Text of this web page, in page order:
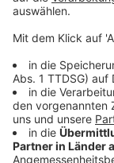
Forster in
der Sicht eines
miterlebt und
plötzlich
Wir haben für
bereitgestellt.
Schwarz"